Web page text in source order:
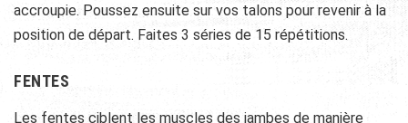
accroupie. Poussez ensuite sur vos talons pour revenir à la
position de départ. Faites 3 séries de 15 répétitions.
FENTES
Les fentes ciblent les muscles des jambes de manière